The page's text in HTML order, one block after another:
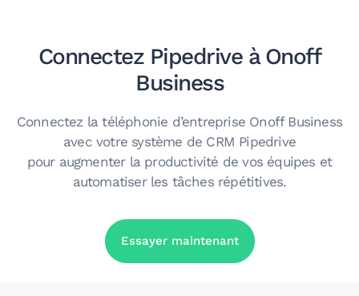
Connectez Pipedrive à Onoff
Business
Connectez la téléphonie d’entreprise Onoff Business
avec votre système de CRM Pipedrive
pour augmenter la productivité de vos équipes et
automatiser les tâches répétitives.
Essayer maintenant